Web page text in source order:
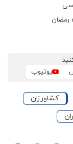
رمضان
یوتیوب
کشاورزان